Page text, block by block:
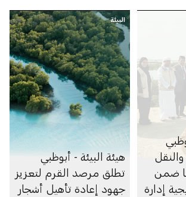
ضمن
إدارة
البيئة
هيئة البيئة - أبوظبي
تطلق مرصد القرم لتعزيز
جهود إعادة تأهيل أشجار